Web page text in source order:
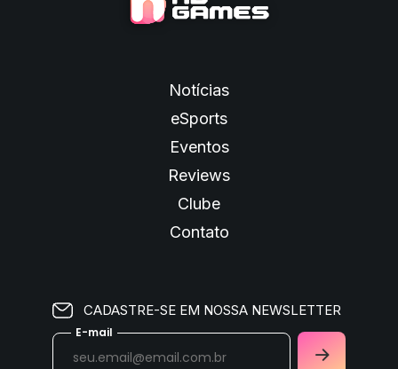
Notícias
eSports
Eventos
Reviews
Clube
Contato
CADASTRE-SE EM NOSSA NEWSLETTER
E-mail